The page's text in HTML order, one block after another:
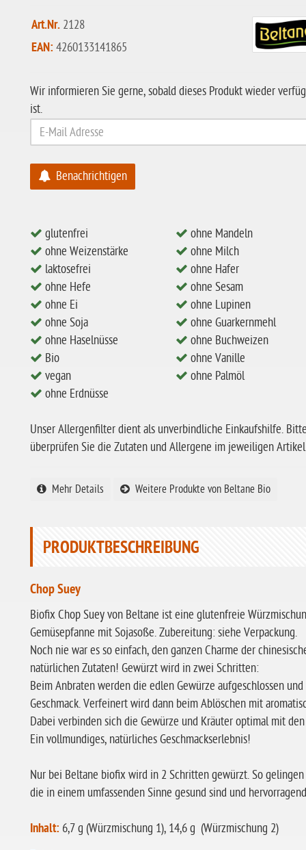
Art.Nr. 2128
EAN: 4260133141865
Wir informieren Sie gerne, sobald dieses Produkt wieder
ist.
Benachrichtigen
glutenfrei
ohne Weizenstärke
laktosefrei
ohne Hefe
ohne Ei
ohne Soja
ohne Haselnüsse
Bio
vegan
ohne Erdnüsse
ohne Mandeln
ohne Milch
ohne Hafer
ohne Sesam
ohne Lupinen
ohne Guarkernmehl
ohne Buchweizen
ohne Vanille
ohne Palmöl
Unser Allergenfilter dient als unverbindliche Einkaufshilfe.
überprüfen Sie die Zutaten und Allergene im jeweiligen
Mehr Details Weitere Produkte von Beltane Bio
PRODUKTBESCHREIBUNG
Chop Suey
Biofix Chop Suey von Beltane ist eine glutenfreie
Gemüsepfanne mit Sojasoße. Zubereitung: siehe Verpackung.
Noch nie war es so einfach, den ganzen Charme der
natürlichen Zutaten! Gewürzt wird in zwei Schritten:
Beim Anbraten werden die edlen Gewürze aufgeschlossen
Geschmack. Verfeinert wird dann beim Ablöschen mit
Dabei verbinden sich die Gewürze und Kräuter optimal mit
Ein vollmundiges, natürliches Geschmackserlebnis!
Nur bei Beltane biofix wird in 2 Schritten gewürzt. So
die in einem umfassenden Sinne gesund sind und
Inhalt: 6,7 g (Würzmischung 1), 14,6 g (Würzmischung 2)